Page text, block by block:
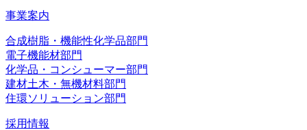
事業案内
合成樹脂・機能性化学品部門
電子機能材部門
化学品・コンシューマー部門
建材土木・無機材料部門
住環ソリューション部門
採用情報